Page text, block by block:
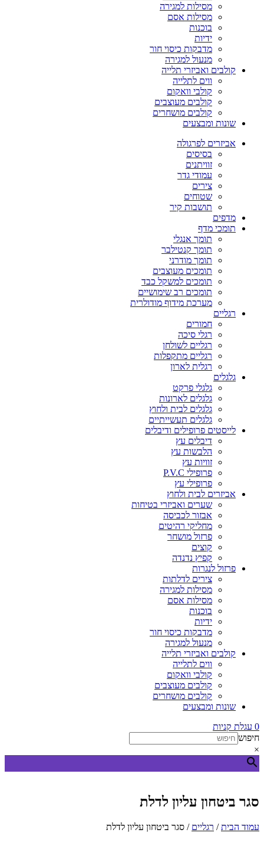
מסילות למגירה
מסילות אסם
בוכנות
ידיות
מדבקות כיסוי חור
מנעול למגירה
קולבים ואביזרי תלייה
ווים לתלייה
קולבי וואקום
קולבים מעוצבים
קולבים מושחרים
שונות ומבצעים
אביזרים לפרגולה
בסיסים
זוויתנים
עמודי גדר
צירים
שטוחים
תושבות קיר
מדפים
תומכי מדף
תומך אנגלי
תומך קנטילבר
תומך מודרני
תומכים מעוצבים
תומכים למשקל כבד
תומכים רב שימושיים
מערכת מידוף מודולרית
רגליים
חמורים
רגלי סיכה
רגליים לשולחן
רגליים מתקפלות
רגלית לארון
גלגלים
גלגלי פרקט
גלגלים לארונות
גלגלים לבית ולחוץ
גלגלים תעשייתיים
לייסטים פרופילים ודיבלים
דיבלים עץ
הלבשות עץ
זוויות עץ
פרופילי P.V.C
פרופילי עץ
אביזרים לבית ולחוץ
שערים ואביזרי בטיחות
אבזור לכביסה
מחליקי רהיטים
פרזול מושחר
קוצים
קפיץ נדנדה
פרזול לנגרות
צירים לדלתות
מסילות למגירה
מסילות אסם
בוכנות
ידיות
מדבקות כיסוי חור
מנעול למגירה
קולבים ואביזרי תלייה
ווים לתלייה
קולבי וואקום
קולבים מעוצבים
קולבים מושחרים
שונות ומבצעים
0 עגלת קניות
חיפוש
×
סגר ביטחון עליון לדלת
עמוד הבית/ רגליים / סגר ביטחון עליון לדלת